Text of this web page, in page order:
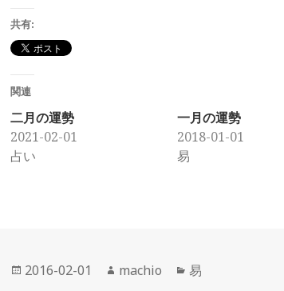
共有:
関連
二月の運勢
2021-02-01
占い
一月の運勢
2018-01-01
易
投
2016-02-01
作
machio
カ
易